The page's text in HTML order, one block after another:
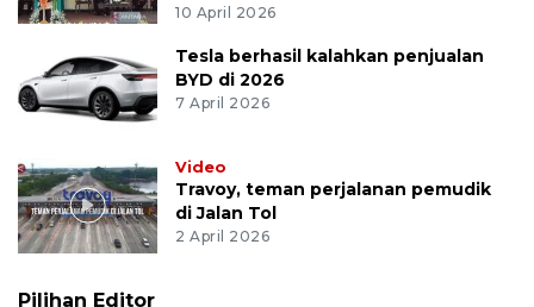
10 April 2026
Tesla berhasil kalahkan penjualan
BYD di 2026
7 April 2026
Video
Travoy, teman perjalanan pemudik
di Jalan Tol
2 April 2026
Pilihan Editor